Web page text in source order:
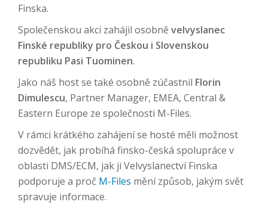
Finska.
Společenskou akci zahájil osobně velvyslanec
Finské republiky pro Českou i Slovenskou
republiku Pasi Tuominen.
Jako náš host se také osobně zúčastnil Florin
Dimulescu, Partner Manager, EMEA, Central &
Eastern Europe ze společnosti M-Files.
V rámci krátkého zahájení se hosté měli možnost
dozvědět, jak probíhá finsko-česká spolupráce v
oblasti DMS/ECM, jak ji Velvyslanectví Finska
podporuje a proč M-Files mění způsob, jakým svět
spravuje informace.